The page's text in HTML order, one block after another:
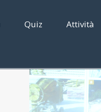
Quiz Attività